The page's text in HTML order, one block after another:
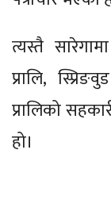
त्यस्तै
प्रालि,
प्रालिको
हो।